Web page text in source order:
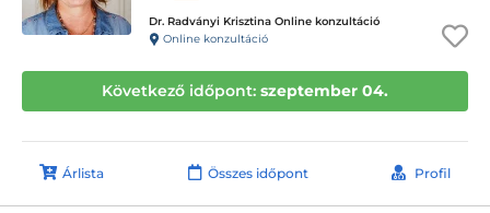
Dr. Radványi Krisztina Online konzultáció
Online konzultáció
Következő időpont: szeptember 04.
Árlista Összes időpont Profil